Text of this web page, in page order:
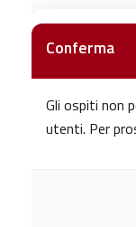
Conferma
Gli ospiti non
utenti. Per